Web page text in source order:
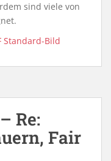
sind viele von
Standard-Bild
Re:
Fair